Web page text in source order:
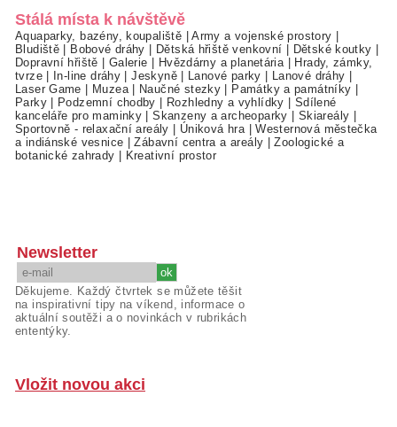
Stálá místa k návštěvě
Aquaparky, bazény, koupaliště |Army a vojenské prostory
Bludiště
Bobové dráhy Dětská hřiště venkovní Dětské koutky
Dopravní hřiště
Galerie Hvězdárny a planetária|
Hrady, zámky,
tvrze| In-line dráhy |Jeskyně| Lanové parky Lanové dráhy
Laser Game
Muzea| Naučné stezky Památky a památníky
Parky| Podzemní chodby Rozhledny a vyhlídky
Sdílené
kanceláře pro maminky |Skanzeny a archeoparky Skiareály
Sportovně - relaxační areály
Úniková hra|Westernová městečka
a indiánské vesnice |Zábavní centra a areály |Zoologické a
botanické zahrady
Kreativní prostor
Newsletter
Děkujeme. Každý čtvrtek se můžete těšit
na inspirativní tipy na víkend, informace o
aktuální soutěži a o novinkách v rubrikách
ententýky.
Vložit novou akci